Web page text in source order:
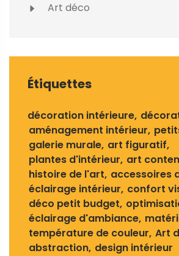
Art déco
Étiquettes
décoration intérieure
aménagement intérieur
galerie murale art figuratif
plantes d'intérieur art
histoire de l'art accessoires
éclairage intérieur confort
déco petit budget
éclairage d'ambiance
température de couleur Art
abstraction design intérieur